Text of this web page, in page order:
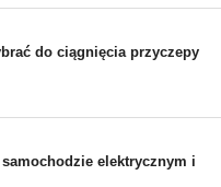
do ciągnięcia przyczepy
elektrycznym i